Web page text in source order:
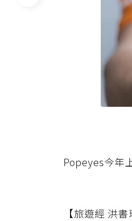
Popeyes今年
【旅遊經 洪書